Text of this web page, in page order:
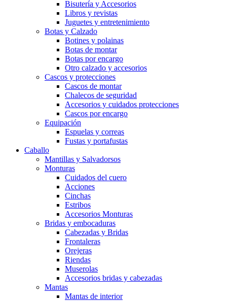
Bisutería y Accesorios
Libros y revistas
Juguetes y entretenimiento
Botas y Calzado
Botines y polainas
Botas de montar
Botas por encargo
Otro calzado y accesorios
Cascos y protecciones
Cascos de montar
Chalecos de seguridad
Accesorios y cuidados protecciones
Cascos por encargo
Equipación
Espuelas y correas
Fustas y portafustas
Caballo
Mantillas y Salvadorsos
Monturas
Cuidados del cuero
Acciones
Cinchas
Estribos
Accesorios Monturas
Bridas y embocaduras
Cabezadas y Bridas
Frontaleras
Orejeras
Riendas
Muserolas
Accesorios bridas y cabezadas
Mantas
Mantas de interior